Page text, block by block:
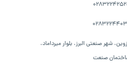
شهر صنعتی البرز، بلوار میرداماد،
صنعت